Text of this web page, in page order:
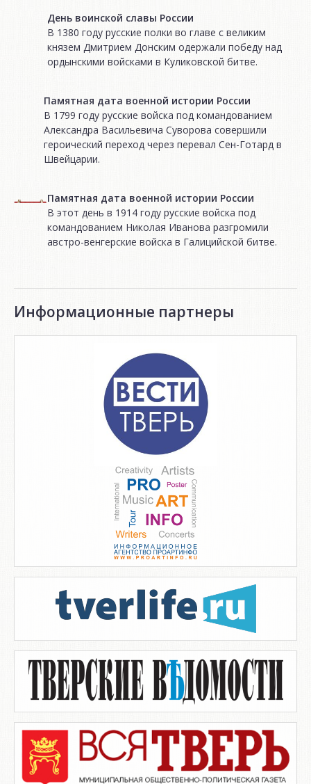
День воинской славы России
В 1380 году русские полки во главе с великим
князем Дмитрием Донским одержали победу над
ордынскими войсками в Куликовской битве.
Памятная дата военной истории России
В 1799 году русские войска под командованием
Александра Васильевича Суворова совершили
героический переход через перевал Сен-Готард в
Швейцарии.
Памятная дата военной истории России
В этот день в 1914 году русские войска под
командованием Николая Иванова разгромили
австро-венгерские войска в Галицийской битве.
Информационные партнеры